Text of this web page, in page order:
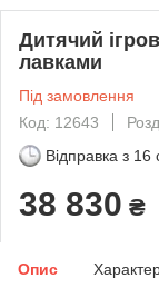
Дитячий
лавками
Під замовлення
Код: 12643
Відправка з 16
38 830 ₴
Опис